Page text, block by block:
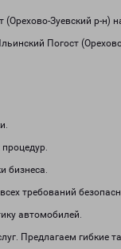
Зуевский р-н)
Погост
бизнеса.
требований
автомобилей.
Предлагаем